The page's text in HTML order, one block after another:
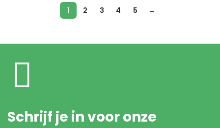
1 2 3 4 5 →
Schrijf je in voor onze